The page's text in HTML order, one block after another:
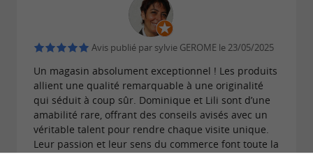
Avis publié par sylvie GEROME le 23/05/2025
Un magasin absolument exceptionnel ! Les produits
allient une qualité remarquable à une originalité
qui séduit à coup sûr. Dominique et Lili sont d’une
amabilité rare, offrant des conseils avisés avec un
véritable talent pour rendre chaque visite unique.
Leur passion et leur sens du commerce font toute la